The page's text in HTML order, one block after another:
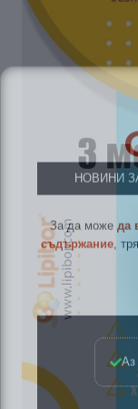
НОВИНИ
съдържание ,
Аз